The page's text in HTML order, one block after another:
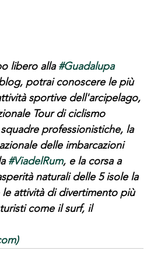
libero alla #Guadalupa
potrai conoscere le più
sportive dell'arcipelago,
Tour di ciclismo
professionistiche, la
delle imbarcazioni
#ViadelRum, e la corsa a
naturali delle 5 isole la
attività di divertimento più
come il surf, il